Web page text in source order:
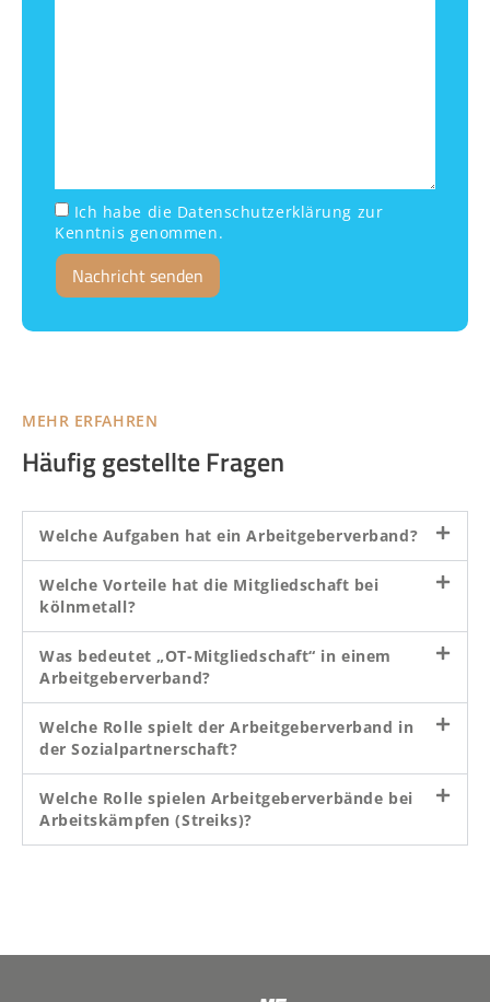
Ich habe die Datenschutzerklärung zur
Kenntnis genommen.
Nachricht senden
MEHR ERFAHREN
Häufig gestellte Fragen
Welche Aufgaben hat ein Arbeitgeberverband?
Welche Vorteile hat die Mitgliedschaft bei
kölnmetall?
Was bedeutet „OT-Mitgliedschaft“ in einem
Arbeitgeberverband?
Welche Rolle spielt der Arbeitgeberverband in
der Sozialpartnerschaft?
Welche Rolle spielen Arbeitgeberverbände bei
Arbeitskämpfen (Streiks)?